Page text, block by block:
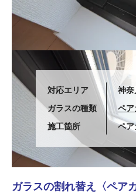
対応エリア
神奈
ガラスの種類
ペア
施工箇所
ペア
ガラスの割れ替え〈ペア